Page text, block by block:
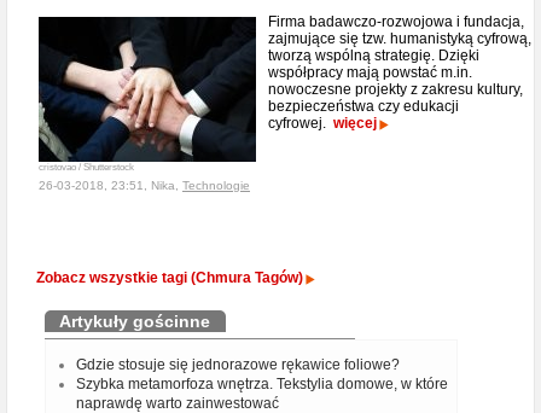
cristovao / Shutterstock
Firma badawczo-rozwojowa i fundacja,
zajmujące się tzw. humanistyką cyfrową,
tworzą wspólną strategię. Dzięki
współpracy mają powstać m.in.
nowoczesne projekty z zakresu kultury,
bezpieczeństwa czy edukacji
cyfrowej. więcej
26-03-2018, 23:51, Nika, Technologie
Zobacz wszystkie tagi (Chmura Tagów)
Artykuły gościnne
Gdzie stosuje się jednorazowe rękawice foliowe?
Szybka metamorfoza wnętrza. Tekstylia domowe, w które
naprawdę warto zainwestować